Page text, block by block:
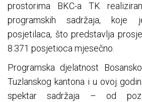
prostorima BKC-a TK
programskih sadržaja, koje
posjetilaca, što predstavlja
8.371 posjetioca mjesečno.
Programska djelatnost
Tuzlanskog kantona i u ovoj
spektar sadržaja – od